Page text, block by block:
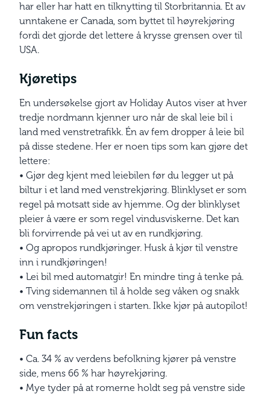
har eller har hatt en tilknytting til Storbritannia. Et av
unntakene er Canada, som byttet til høyrekjøring
fordi det gjorde det lettere å krysse grensen over til
USA.
Kjøretips
En undersøkelse gjort av Holiday Autos viser at hver
tredje nordmann kjenner uro når de skal leie bil i
land med venstretrafikk. Én av fem dropper å leie bil
på disse stedene. Her er noen tips som kan gjøre det
lettere:
• Gjør deg kjent med leiebilen før du legger ut på
biltur i et land med venstrekjøring. Blinklyset er som
regel på motsatt side av hjemme. Og der blinklyset
pleier å være er som regel vindusviskerne. Det kan
bli forvirrende på vei ut av en rundkjøring.
• Og apropos rundkjøringer. Husk å kjør til venstre
inn i rundkjøringen!
• Lei bil med automatgir! En mindre ting å tenke på.
• Tving sidemannen til å holde seg våken og snakk
om venstrekjøringen i starten. Ikke kjør på autopilot!
Fun facts
• Ca. 34 % av verdens befolkning kjører på venstre
side, mens 66 % har høyrekjøring.
• Mye tyder på at romerne holdt seg på venstre side